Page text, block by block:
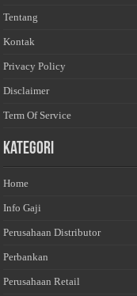
Tentang
Kontak
Privacy Policy
Disclaimer
Term Of Service
Kategori
Home
Info Gaji
Perusahaan Distributor
Perbankan
Perusahaan Retail